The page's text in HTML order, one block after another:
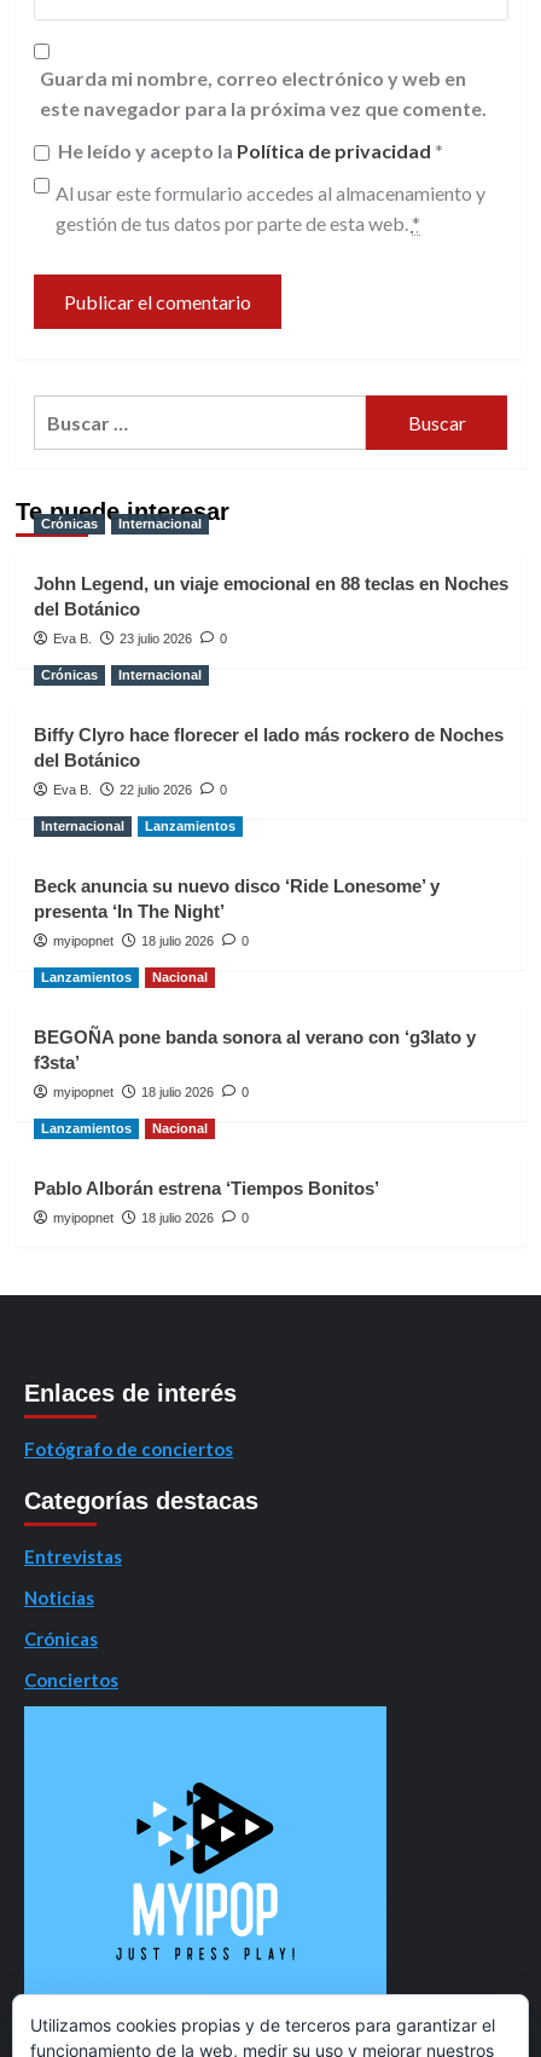
Guarda mi nombre, correo electrónico y web en
este navegador para la próxima vez que comente.
He leído y acepto la Política de privacidad *
Al usar este formulario accedes al almacenamiento y
gestión de tus datos por parte de esta web. *
Te puede interesar
Crónicas Internacional
John Legend, un viaje emocional en 88 teclas en Noches
del Botánico
Eva B. 23 julio 2026 0
Crónicas Internacional
Biffy Clyro hace florecer el lado más rockero de Noches
del Botánico
Eva B. 22 julio 2026 0
Internacional Lanzamientos
Beck anuncia su nuevo disco ‘Ride Lonesome’ y
presenta ‘In The Night’
myipopnet 18 julio 2026 0
Lanzamientos Nacional
BEGOÑA pone banda sonora al verano con ‘g3lato y
f3sta’
myipopnet 18 julio 2026 0
Lanzamientos Nacional
Pablo Alborán estrena ‘Tiempos Bonitos’
myipopnet 18 julio 2026 0
Enlaces de interés
Fotógrafo de conciertos
Categorías destacas
Entrevistas
Noticias
Crónicas
Conciertos
Utilizamos cookies propias y de terceros para garantizar el
funcionamiento de la web, medir su uso y mejorar nuestros